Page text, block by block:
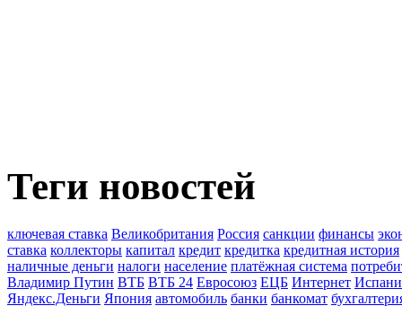
Теги новостей
ключевая ставка Великобритания Россия санкции финансы
ставка коллекторы капитал кредит кредитка кредитная история
наличные деньги налоги население платёжная система
Владимир Путин ВТБ ВТБ 24 Евросоюз ЕЦБ Интернет
Яндекс.Деньги Япония автомобиль банки банкомат